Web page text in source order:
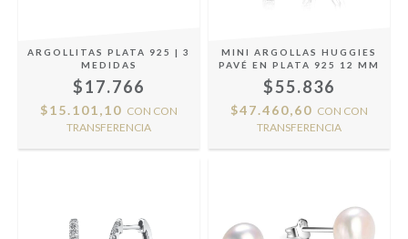
ARGOLLITAS PLATA 925 | 3
MEDIDAS
$17.766
$15.101,10 CON CON
TRANSFERENCIA
MINI ARGOLLAS HUGGIES
PAVÉ EN PLATA 925 12 MM
$55.836
$47.460,60 CON CON
TRANSFERENCIA